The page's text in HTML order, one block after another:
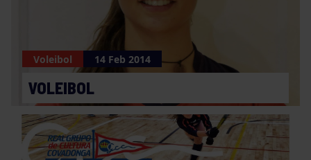
Voleibol 14 Feb 2014
VOLEIBOL